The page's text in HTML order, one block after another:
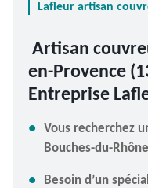
Lafleur artisan
Artisan
en-Provence
Entreprise
Vous recherchez
Bouches-du-
Besoin d’un